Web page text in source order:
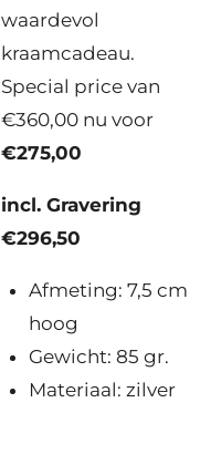
waardevol
kraamcadeau.
Special price van
€360,00 nu voor
€275,00
incl. Gravering
€296,50
Afmeting: 7,5 cm
hoog
Gewicht: 85 gr.
Materiaal: zilver